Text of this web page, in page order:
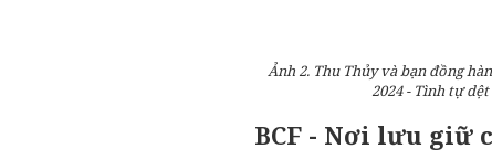
Ảnh 2. Thu Thủy và bạn đồng
2024 - Tình tự
BCF - Nơi lưu giữ